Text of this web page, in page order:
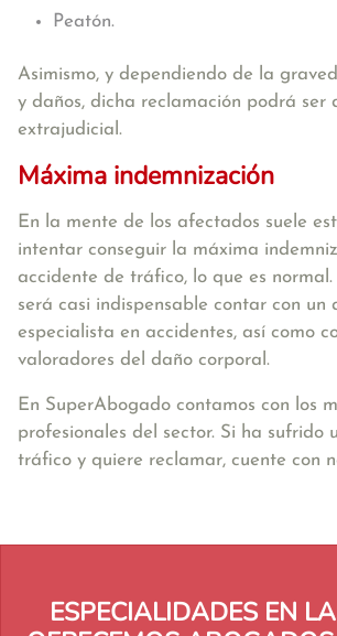
Peatón.
Asimismo, y dependiendo de la
y daños, dicha reclamación podrá ser
extrajudicial.
Máxima indemnización
En la mente de los afectados suele
intentar conseguir la máxima
accidente de tráfico, lo que es
será casi indispensable contar con un
especialista en accidentes, así como
valoradores del daño corporal.
En SuperAbogado contamos con los
profesionales del sector. Si ha sufrido
tráfico y quiere reclamar, cuente con
ESPECIALIDADES EN